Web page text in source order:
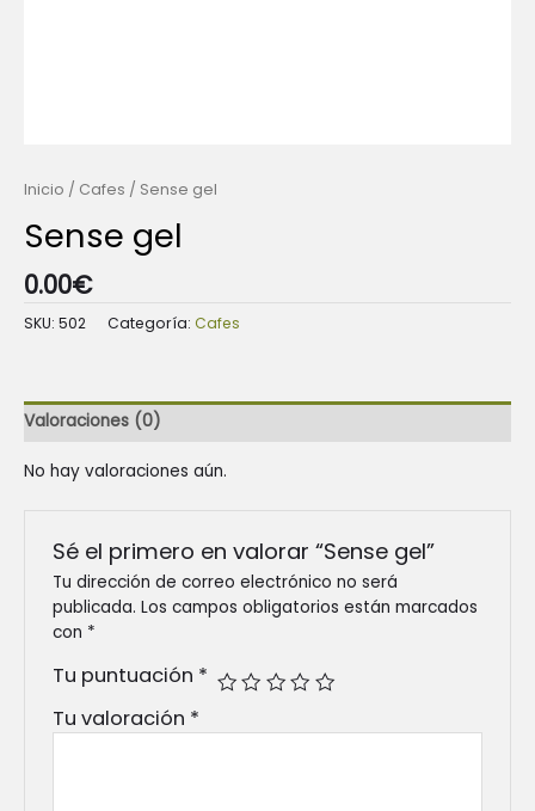
Inicio / Cafes / Sense gel
Sense gel
0.00€
SKU: 502 Categoría: Cafes
Valoraciones (0)
No hay valoraciones aún.
Sé el primero en valorar “Sense gel”
Tu dirección de correo electrónico no será
publicada. Los campos obligatorios están marcados
con *
Tu puntuación *
Tu valoración *